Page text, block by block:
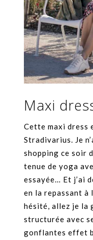
Maxi
Cette maxi dress
Stradivarius. Je
shopping ce soir
tenue de yoga
essayée… Et j’ai
en la repassant à
hésité, allez je la
structurée avec
gonflantes effet